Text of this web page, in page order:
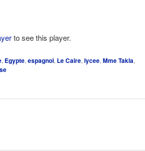
to see this player.
, Egypte,espagnol, Le Caire,lycee,Mme Takla,